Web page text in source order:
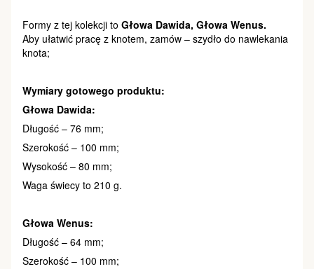
Formy z tej kolekcji to Głowa Dawida, Głowa Wenus.
Aby ułatwić pracę z knotem, zamów – szydło do nawlekania
knota;
Wymiary gotowego produktu:
Głowa Dawida:
Długość – 76 mm;
Szerokość – 100 mm;
Wysokość – 80 mm;
Waga świecy to 210 g.
Głowa Wenus:
Długość – 64 mm;
Szerokość – 100 mm;